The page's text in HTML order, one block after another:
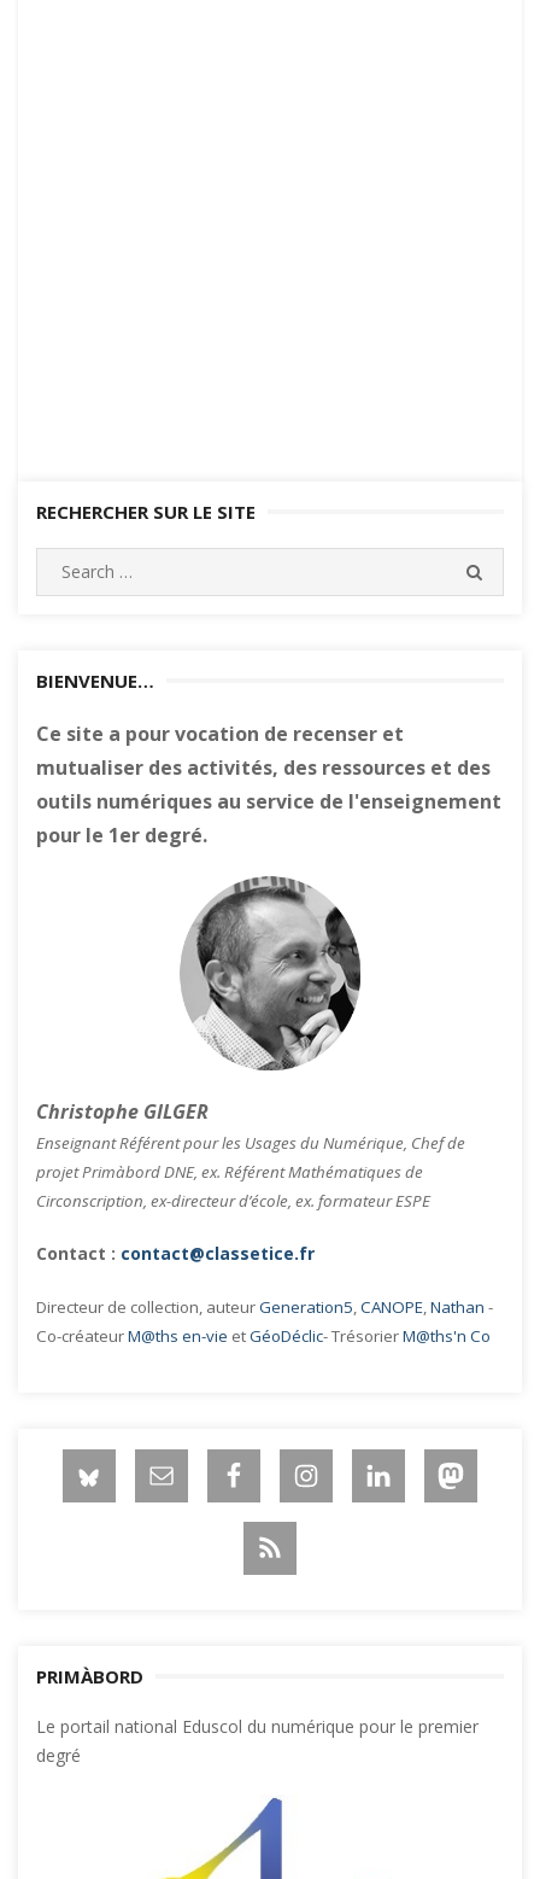
RECHERCHER SUR LE SITE
Search
for:
BIENVENUE…
Ce site a pour vocation de recenser et
mutualiser des activités, des ressources et des
outils numériques au service de l'enseignement
pour le 1er degré.
Christophe GILGER
Enseignant Référent pour les Usages du Numérique, Chef de
projet Primàbord DNE, ex. Référent Mathématiques de
Circonscription, ex-directeur d’école, ex. formateur ESPE
Contact : contact@classetice.fr
Directeur de collection, auteurGeneration5,CANOPE,Nathan -
Co-créateurM@ths en-vie etGéoDéclic- TrésorierM@ths'n Co
PRIMÀBORD
Le portail national Eduscol du numérique pour le premier
degré